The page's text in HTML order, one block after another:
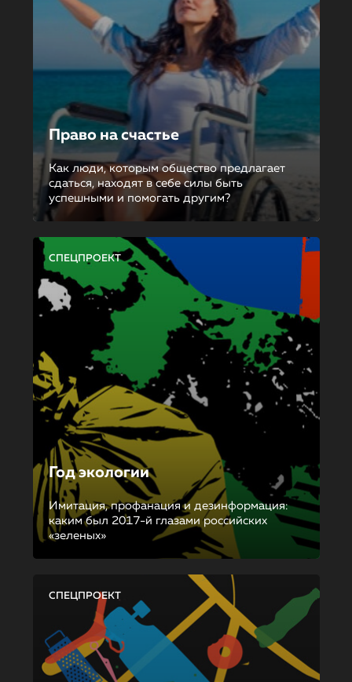
Право на счастье
Как люди, которым общество предлагает
сдаться, находят в себе силы быть
успешными и помогать другим?
СПЕЦПРОЕКТ
Год экологии
Имитация, профанация и дезинформация:
каким был 2017-й глазами российских
«зеленых»
СПЕЦПРОЕКТ